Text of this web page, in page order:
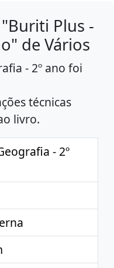
Plus -
de Vários
- 2º ano foi
técnicas
livro.
- 2º